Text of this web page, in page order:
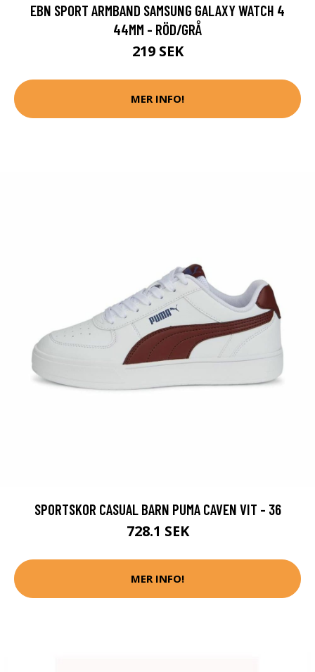
EBN SPORT ARMBAND SAMSUNG GALAXY WATCH 4
44MM - RÖD/GRÅ
219 SEK
MER INFO!
SPORTSKOR CASUAL BARN PUMA CAVEN VIT - 36
728.1 SEK
MER INFO!